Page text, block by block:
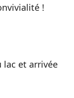
!
lac et arrivée